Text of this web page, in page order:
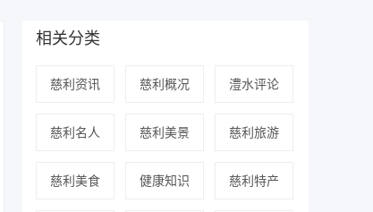
相关分类
慈利资讯 慈利概况 澧水评论
慈利名人 慈利美景 慈利旅游
慈利美食 健康知识 慈利特产